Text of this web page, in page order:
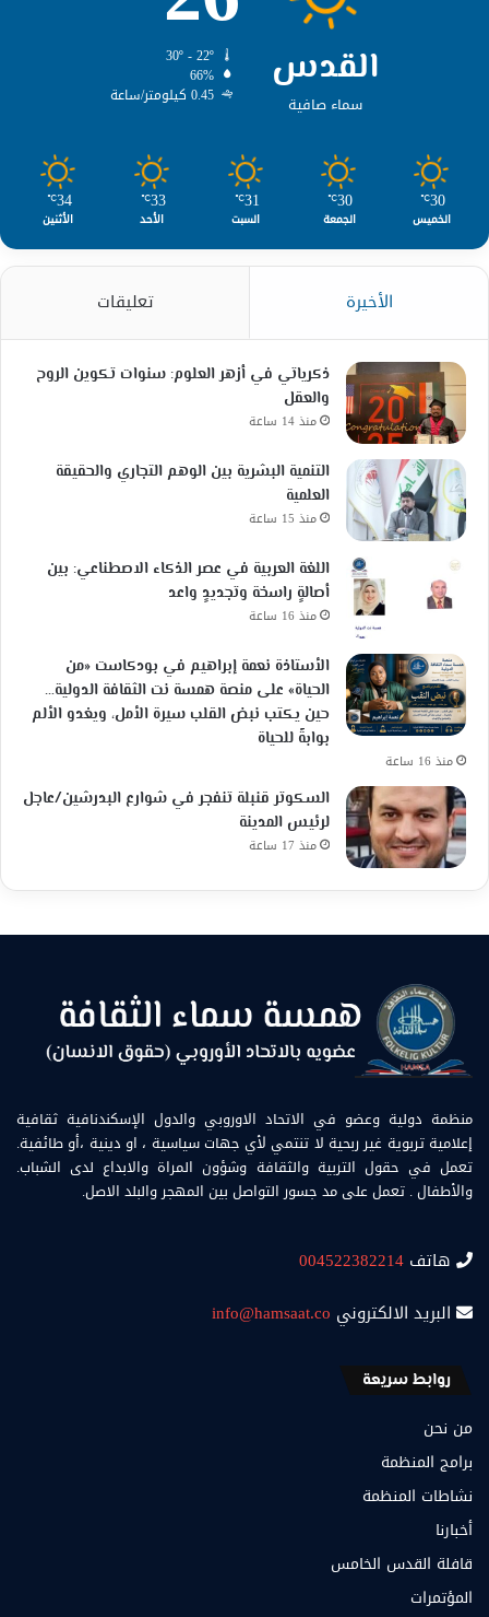
القدس
سماء صافية
66%
0.45 كيلومتر/ساعة
30
℃
الخميس
30
℃
الجمعة
31
℃
السبت
33
℃
الأحد
34
℃
الأثنين
الأخيرة تعليقات
ذكرياتي في أزهر العلوم: سنوات تكوين الروح
والعقل
منذ 14 ساعة
التنمية البشرية بين الوهم التجاري والحقيقة
العلمية
منذ 15 ساعة
اللغة العربية في عصر الذكاء الاصطناعي: بين
أصالةٍ راسخة وتجديدٍ واعد
منذ 16 ساعة
الأستاذة نعمة إبراهيم في بودكاست «من
الحياة» على منصة همسة نت الثقافة الدولية…
حين يكتب نبض القلب سيرة الأمل، ويغدو الألم
بوابةً للحياة
منذ 16 ساعة
السكوتر قنبلة تنفجر في شوارع البدرشين/عاجل
لرئيس المدينة
منذ 17 ساعة
منظمة دولية وعضو في الاتحاد الاوروبي والدول الإسكندنافية ثقافية
إعلامية تربوية غير ربحية لا تنتمي لأي جهات سياسية ، او دينية ،أو طائفية.
تعمل في حقول التربية والثقافة وشؤون المراة والابداع لدى الشباب.
والأطفال . تعمل على مد جسور التواصل بين المهجر والبلد الاصل.
هاتف 004522382214
البريد الالكتروني info@hamsaat.co
روابط سريعة
من نحن
برامج المنظمة
نشاطات المنظمة
أخبارنا
قافلة القدس الخامس
المؤتمرات